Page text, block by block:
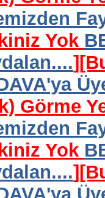
Yok
]
Görme
Yok
]